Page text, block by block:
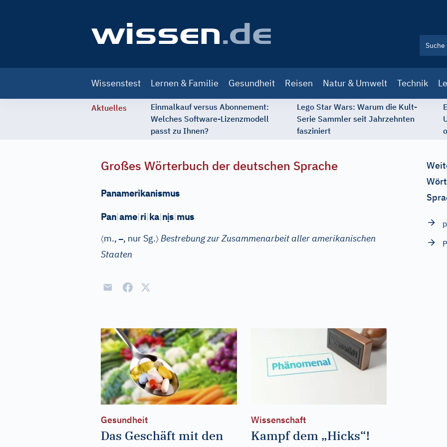
navigation
Wissenstest Lernen & Familie Gesundheit Reisen Natur & Umwelt Technik
Aktuelles
Einmalkauf versus Abonnement:
Welches Software-Lizenzmodell
passt zu Ihnen?
Lego Star Wars: Warum die Kult-
Serie Sammler seit Jahrzehnten
fasziniert
Großes Wörterbuch der deutschen Sprache
Panamerikanismus
Pan|ame|ri|ka|nịs|mus
〈m.,–, nur Sg.〉Bestrebung zur Zusammenarbeit aller amerikanischen
Staaten
Gesundheit
Das Geschäft mit den
Wissenschaft
Kampf dem „Hicks“!